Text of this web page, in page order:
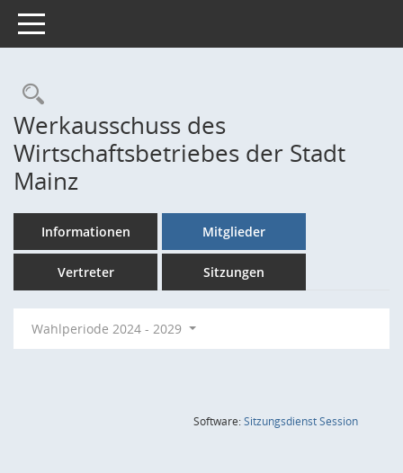
Toggle navigation
Rechercheauswahl
Werkausschuss des
Wirtschaftsbetriebes der Stadt
Mainz
Informationen Mitglieder
Vertreter Sitzungen
Wahlperiode 2024 - 2029
Software:SitzungsdienstSession(Wird in